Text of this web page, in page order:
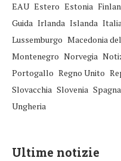
EAU Estero Estonia
Guida Irlanda Islanda
Lussemburgo Macedonia
Montenegro Norvegia
Portogallo Regno Unito
Slovacchia Slovenia Spagna
Ungheria
Ultime notizie